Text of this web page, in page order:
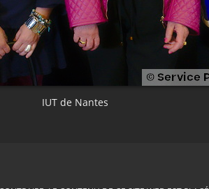
IUT de Nantes